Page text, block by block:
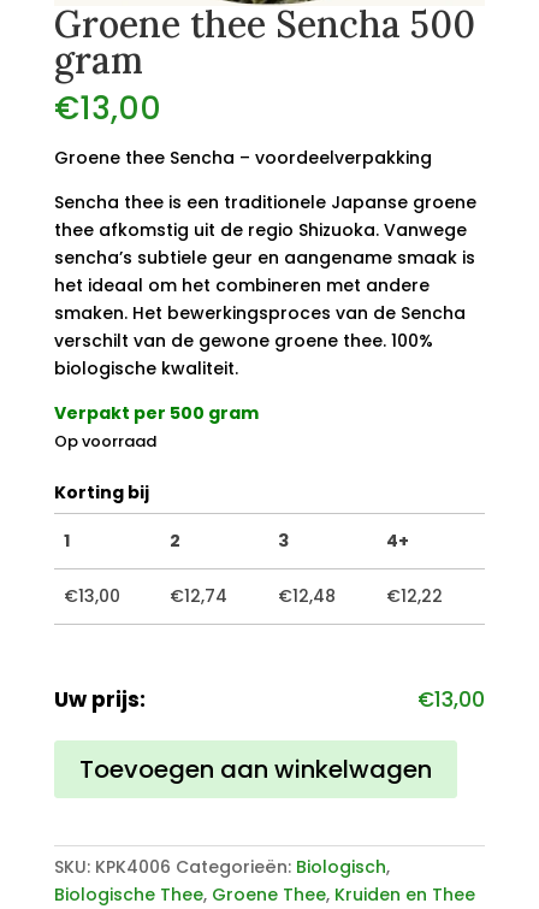
Groene thee Sencha 500
gram
€13,00
Groene thee Sencha – voordeelverpakking
Sencha thee is een traditionele Japanse groene
thee afkomstig uit de regio Shizuoka. Vanwege
sencha’s subtiele geur en aangename smaak is
het ideaal om het combineren met andere
smaken. Het bewerkingsproces van de Sencha
verschilt van de gewone groene thee. 100%
biologische kwaliteit.
Verpakt per 500 gram
Op voorraad
Korting bij
1
2 3 4+
€13,00 €12,74 €12,48 €12,22
Uw prijs: €13,00
thee
gram
aantal
Toevoegen aan winkelwagen
SKU: KPK4006 Categorieën: Biologisch,
Biologische Thee, Groene Thee, Kruiden en Thee